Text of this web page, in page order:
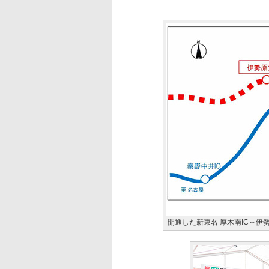
開通した新東名 厚木南IC～伊